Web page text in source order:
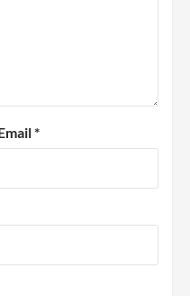
*